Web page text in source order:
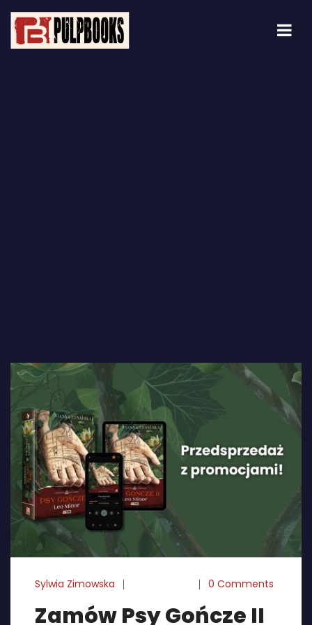
Sylwia Zimowska 0 Comments
Zamów Psy Gończe II